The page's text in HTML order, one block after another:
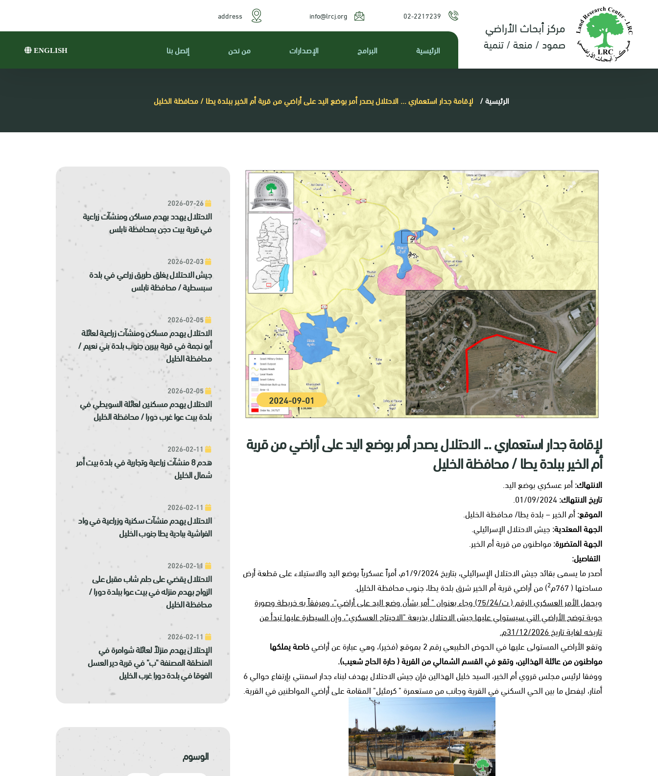
مركز أبحاث الأراضي
صمود / منعة / تنمية
02-2217239
info@lrcj.org
address
الرئيسية البرامج الإصدارات من نحن إتصل بنا ENGLISH
الرئيسية/ لإقامة جدار استعماري ... الاحتلال يصدر أمر بوضع اليد على أراضي من قرية أم الخير ببلدة يطا / محافظة الخليل
2024-09-01
لإقامة جدار استعماري ... الاحتلال يصدر أمر بوضع اليد على أراضي من قرية
أم الخير ببلدة يطا / محافظة الخليل
الانتهاك:أمر عسكري بوضع اليد.
تاريخ الانتهاك:
الموقع:أم الخير – بلدة يطا/ محافظة الخليل.
الجهة المعتدية:جيش الاحتلال الإسرائيلي.
الجهة المتضررة:مواطنون من قرية أم الخير.
التفاصيل:
أصدر ما يسمى بقائد جيش الاحتلال الإسرائيلي، بتاريخ 1/9/2024م، أمراً عسكرياً بوضع اليد والاستيلاء على قطعة أرض
مساحتها ( 767م
2) من أراضي قرية أم الخير شرق بلدة يطا، جنوب محافظة الخليل.
ويحمل الأمر العسكري الرقم ( ت/75/24) وجاء بعنوان " أمر بشأن وضع اليد على أراضي"، ومرفقاً به خريطة وصورة
جوية توضح الأراضي التي سيستولي عليها جيش الاحتلال بذريعة "الاحيتاج العسكري"، وإن السيطرة عليها تبدأ من
تاريخه لغاية تاريخ 31/12/2026م.
وتقع الأراضي المستولى عليها في الحوض الطبيعي رقم 2 بموقع (فخير)، وهي عبارة عن أراضي
خاصة يملكها
مواطنون من عائلة الهذالين، وتقع في القسم الشمالي من القرية ( حارة الحاج شعيب).
ووفقا لرئيس مجلس قروي أم الخير، السيد خليل الهذالين فإن جيش الاحتلال يهدف لبناء جدار اسمنتي بإرتفاع حوالي 6
أمتار، ليفصل ما بين الحي السكني في القرية وجانب من مستعمرة " كرمئيل" المقامة على أراضي المواطنين في القرية.
الاحتلال يهدد بهدم مساكن ومنشآت زراعية
في قرية بيت دجن بمحافظة نابلس
جيش الاحتلال يغلق طريق زراعي في بلدة
سبسطية / محافظة نابلس
الاحتلال يهدم مساكن ومنشآت زراعية لعائلة
أبو نجمة في قرية بيرين جنوب بلدة بني نعيم /
محافظة الخليل
الاحتلال يهدم مسكنين لعائلة السويطي في
بلدة بيت عوا غرب دورا / محافظة الخليل
هدم 8 منشآت زراعية وتجارية في بلدة بيت أمر
شمال الخليل
الاحتلال يهدم منشآت سكنية وزراعية في واد
الفراشية ببادية يطا جنوب الخليل
الاحتلال يقضي على حلم شاب مقبل على
الزواج بهدم منزله في بيت عوا ببلدة دورا /
محافظة الخليل
الإحتلال يهدم منزلاً لعائلة شوامرة في
المنطقة المصنفة "ب" في قرية دير العسل
الفوقا في بلدة دورا غرب الخليل
الوسوم